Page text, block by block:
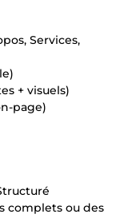
Services,
+ visuels)
page)
complets ou des